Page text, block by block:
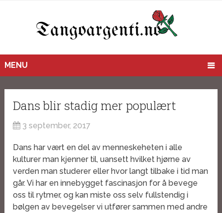
MENU
Dans blir stadig mer populært
3 september, 2017
Dans har vært en del av menneskeheten i alle
kulturer man kjenner til, uansett hvilket hjørne av
verden man studerer eller hvor langt tilbake i tid man
går. Vi har en innebygget fascinasjon for å bevege
oss til rytmer, og kan miste oss selv fullstendig i
bølgen av bevegelser vi utfører sammen med andre